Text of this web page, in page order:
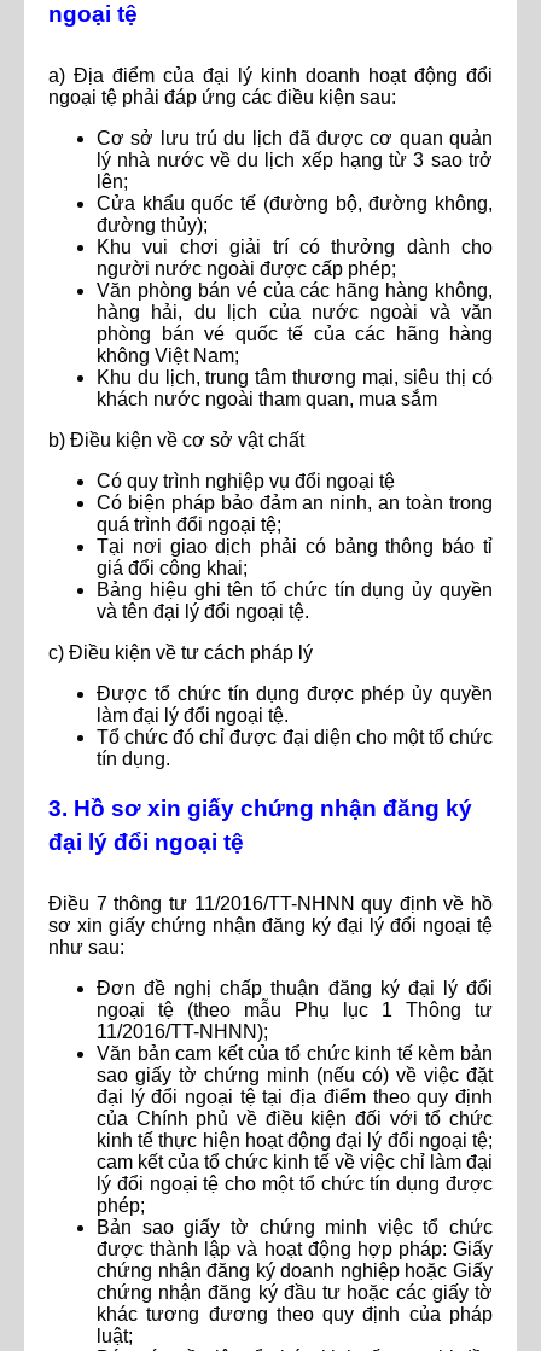
ngoại tệ
a) Địa điểm của đại lý kinh doanh hoạt động đổi
ngoại tệ phải đáp ứng các điều kiện sau:
Cơ sở lưu trú du lịch đã được cơ quan quản
lý nhà nước về du lịch xếp hạng từ 3 sao trở
lên;
Cửa khẩu quốc tế (đường bộ, đường không,
đường thủy);
Khu vui chơi giải trí có thưởng dành cho
người nước ngoài được cấp phép;
Văn phòng bán vé của các hãng hàng không,
hàng hải, du lịch của nước ngoài và văn
phòng bán vé quốc tế của các hãng hàng
không Việt Nam;
Khu du lịch, trung tâm thương mại, siêu thị có
khách nước ngoài tham quan, mua sắm
b) Điều kiện về cơ sở vật chất
Có quy trình nghiệp vụ đổi ngoại tệ
Có biện pháp bảo đảm an ninh, an toàn trong
quá trình đổi ngoại tệ;
Tại nơi giao dịch phải có bảng thông báo tỉ
giá đổi công khai;
Bảng hiệu ghi tên tổ chức tín dụng ủy quyền
và tên đại lý đổi ngoại tệ.
c) Điều kiện về tư cách pháp lý
Được tổ chức tín dụng được phép ủy quyền
làm đại lý đổi ngoại tệ.
Tổ chức đó chỉ được đại diện cho một tổ chức
tín dụng.
3. Hồ sơ xin giấy chứng nhận đăng ký
đại lý đổi ngoại tệ
Điều 7 thông tư 11/2016/TT-NHNN quy định về hồ
sơ xin giấy chứng nhận đăng ký đại lý đổi ngoại tệ
như sau:
Đơn đề nghị chấp thuận đăng ký đại lý đổi
ngoại tệ (theo mẫu Phụ lục 1 Thông tư
11/2016/TT-NHNN);
Văn bản cam kết của tổ chức kinh tế kèm bản
sao giấy tờ chứng minh (nếu có) về việc đặt
đại lý đổi ngoại tệ tại địa điểm theo quy định
của Chính phủ về điều kiện đối với tổ chức
kinh tế thực hiện hoạt động đại lý đổi ngoại tệ;
cam kết của tổ chức kinh tế về việc chỉ làm đại
lý đổi ngoại tệ cho một tổ chức tín dụng được
phép;
Bản sao giấy tờ chứng minh việc tổ chức
được thành lập và hoạt động hợp pháp: Giấy
chứng nhận đăng ký doanh nghiệp hoặc Giấy
chứng nhận đăng ký đầu tư hoặc các giấy tờ
khác tương đương theo quy định của pháp
luật;